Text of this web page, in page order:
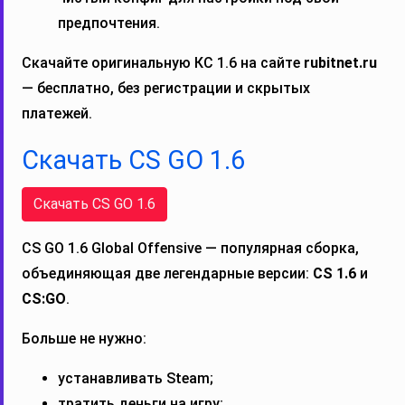
предпочтения.
Скачайте оригинальную КС 1.6 на сайте rubitnet.ru
— бесплатно, без регистрации и скрытых
платежей.
Скачать CS GO 1.6
Скачать CS GO 1.6
CS GO 1.6 Global Offensive — популярная сборка,
объединяющая две легендарные версии: CS 1.6 и
CS:GO.
Больше не нужно:
устанавливать Steam;